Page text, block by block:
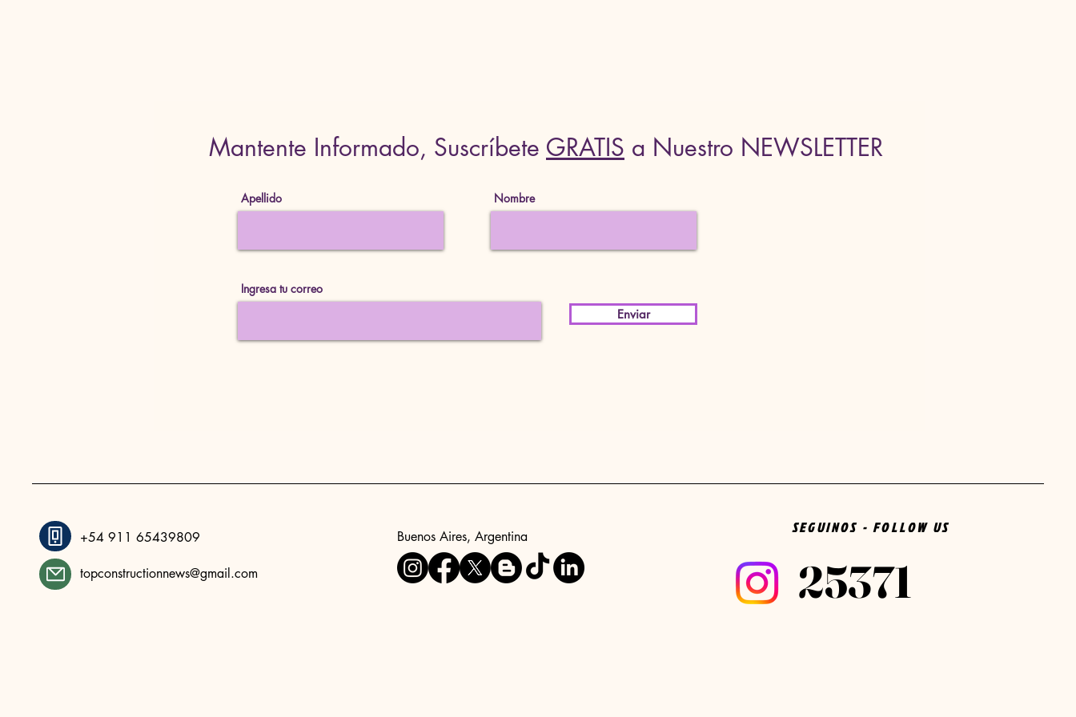
Mantente Informado, Suscríbete GRATIS a Nuestro NEWSLETTER
Apellido Nombre
Ingresa tu correo
Enviar
+54 911 65439809
topconstructionnews@gmail.com
Buenos Aires, Argentina
SEGUINOS - FOLLOW US
25371
25371